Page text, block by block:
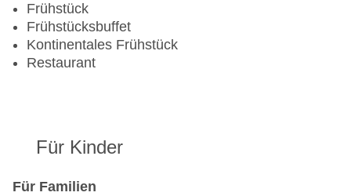
Frühstück
Frühstücksbuffet
Kontinentales Frühstück
Restaurant
Für Kinder
Für Familien